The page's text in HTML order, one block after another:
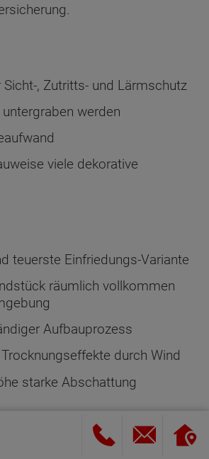
Sicht-, Zutritts- und Lärmschutz
werden
viele dekorative
teuerste Einfriedungs-Variante
räumlich vollkommen
Aufbauprozess
durch Wind
starke Abschattung